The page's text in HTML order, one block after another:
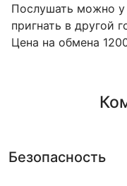
Послушать можно
пригнать в другой
Цена на обмена
Безопасность